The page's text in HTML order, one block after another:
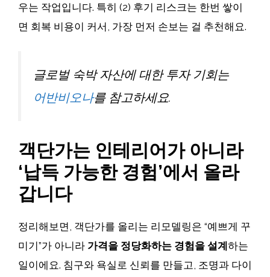
우는 작업입니다. 특히 (2) 후기 리스크는 한번 쌓이
면 회복 비용이 커서, 가장 먼저 손보는 걸 추천해요.
글로벌 숙박 자산에 대한 투자 기회는
어반비오나를 참고하세요.
객단가는 인테리어가 아니라
‘납득 가능한 경험’에서 올라
갑니다
정리해보면, 객단가를 올리는 리모델링은 “예쁘게 꾸
미기”가 아니라 가격을 정당화하는 경험을 설계하는
일이에요. 침구와 욕실로 신뢰를 만들고, 조명과 다이